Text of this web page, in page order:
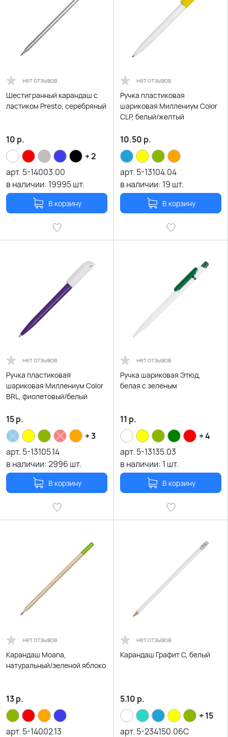
нет отзывов
Шестигранный карандаш с
ластиком Presto, серебряный
10 р.
+ 2
арт. 5-14003.00
в наличии: 19995шт.
В корзину
нет отзывов
Ручка пластиковая
шариковая Миллениум Color
CLP, белый/желтый
10.50 р.
арт. 5-13104.04
в наличии: 19 шт.
В корзину
нет отзывов
Ручка пластиковая
шариковая Миллениум Color
BRL, фиолетовый/белый
15р.
+ 3
арт. 5-13105.14
в наличии:2996 шт.
В корзину
нет отзывов
Ручка шариковая Этюд,
белая с зеленым
11 р.
+ 4
арт. 5-13135.03
в наличии: 1 шт.
В корзину
нет отзывов
Карандаш Moana,
натуральный/зеленой яблоко
13р.
арт. 5-14002.13
нет отзывов
Карандаш Графит C, белый
5.10 р.
+ 15
арт. 5-234150.06C